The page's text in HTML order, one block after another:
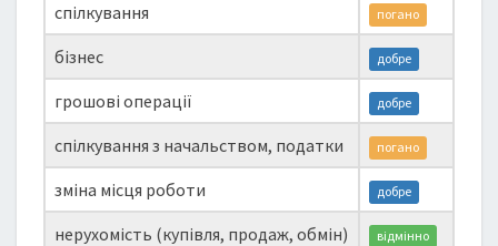
спілкування погано
бізнес добре
грошові операції добре
спілкування з начальством, податки погано
зміна місця роботи добре
нерухомість (купівля, продаж, обмін) відмінно